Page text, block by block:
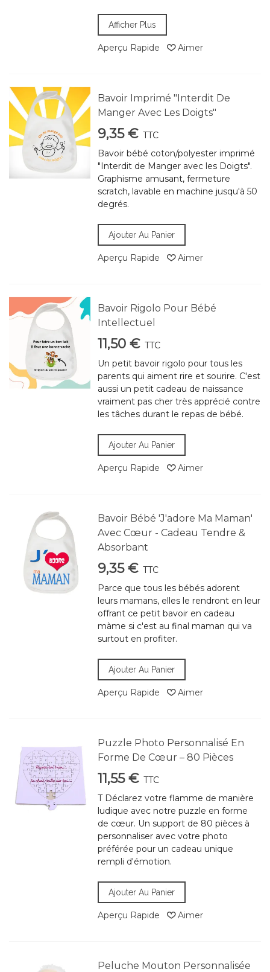
Afficher Plus
Aperçu Rapide Aimer
Bavoir Imprimé "Interdit De
Manger Avec Les Doigts"
9,35 € TTC
Bavoir bébé coton/polyester imprimé
"Interdit de Manger avec les Doigts".
Graphisme amusant, fermeture
scratch, lavable en machine jusqu'à 50
degrés.
Ajouter Au Panier
Aperçu Rapide Aimer
Bavoir Rigolo Pour Bébé
Intellectuel
11,50 € TTC
Un petit bavoir rigolo pour tous les
parents qui aiment rire et sourire. C'est
aussi un petit cadeau de naissance
vraiment pas cher très apprécié contre
les tâches durant le repas de bébé.
Ajouter Au Panier
Aperçu Rapide Aimer
Bavoir Bébé 'J'adore Ma Maman'
Avec Cœur - Cadeau Tendre &
Absorbant
9,35 € TTC
Parce que tous les bébés adorent
leurs mamans, elles le rendront en leur
offrant ce petit bavoir en cadeau
màme si c'est au final maman qui va
surtout en profiter.
Ajouter Au Panier
Aperçu Rapide Aimer
Puzzle Photo Personnalisé En
Forme De Cœur – 80 Pièces
11,55 € TTC
T Déclarez votre flamme de manière
ludique avec notre puzzle en forme
de cœur. Un support de 80 pièces à
personnaliser avec votre photo
préférée pour un cadeau unique
rempli d'émotion.
Ajouter Au Panier
Aperçu Rapide Aimer
Peluche Mouton Personnalisée